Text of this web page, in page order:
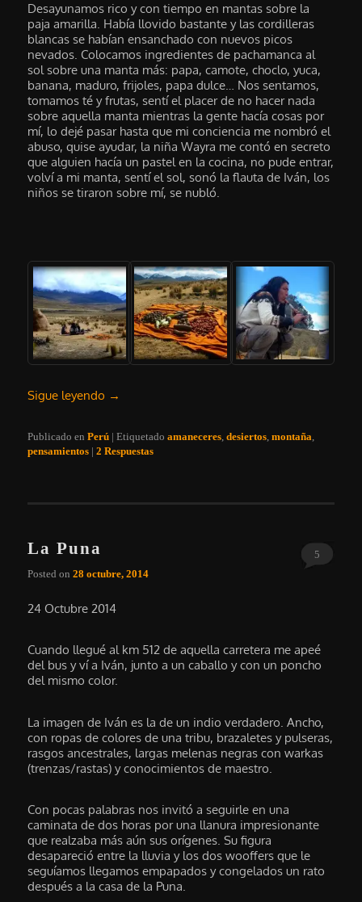
Desayunamos rico y con tiempo en mantas sobre la
paja amarilla. Había llovido bastante y las cordilleras
blancas se habían ensanchado con nuevos picos
nevados. Colocamos ingredientes de pachamanca al
sol sobre una manta más: papa, camote, choclo, yuca,
banana, maduro, frijoles, papa dulce… Nos sentamos,
tomamos té y frutas, sentí el placer de no hacer nada
sobre aquella manta mientras la gente hacía cosas por
mí, lo dejé pasar hasta que mi conciencia me nombró el
abuso, quise ayudar, la niña Wayra me contó en secreto
que alguien hacía un pastel en la cocina, no pude entrar,
volví a mi manta, sentí el sol, sonó la flauta de Iván, los
niños se tiraron sobre mí, se nubló.
Sigue leyendo →
Publicado en Perú |Etiquetado amaneceres ,desiertos ,montaña
pensamientos |2 Respuestas
La Puna
Posted on28 octubre, 2014
5
24 Octubre 2014
Cuando llegué al km 512 de aquella carretera me apeé
del bus y ví a Iván, junto a un caballo y con un poncho
del mismo color.
La imagen de Iván es la de un indio verdadero. Ancho,
con ropas de colores de una tribu, brazaletes y pulseras,
rasgos ancestrales, largas melenas negras con warkas
(trenzas/rastas) y conocimientos de maestro.
Con pocas palabras nos invitó a seguirle en una
caminata de dos horas por una llanura impresionante
que realzaba más aún sus orígenes. Su figura
desapareció entre la lluvia y los dos wooffers que le
seguíamos llegamos empapados y congelados un rato
después a la casa de la Puna.